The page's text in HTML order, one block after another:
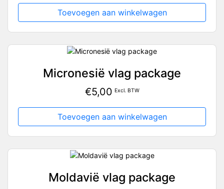
Toevoegen aan winkelwagen
Micronesië vlag package
€5,00 Excl. BTW
Toevoegen aan winkelwagen
Moldavië vlag package